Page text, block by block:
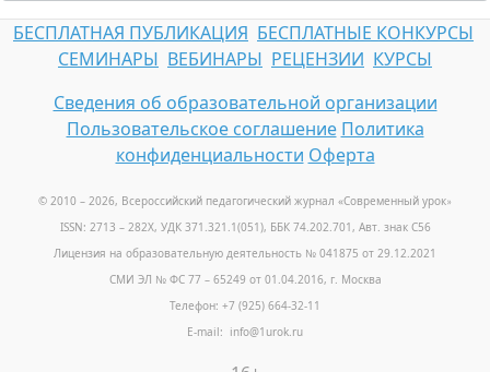
БЕСПЛАТНАЯ ПУБЛИКАЦИЯ БЕСПЛАТНЫЕ КОНКУРСЫ
СЕМИНАРЫ ВЕБИНАРЫ РЕЦЕНЗИИ КУРСЫ
Сведения об образовательной организации
Пользовательское соглашение Политика
конфиденциальности Оферта
© 2010 – 2026, Всероссийский педагогический журнал «Современный урок»
ISSN: 2713 – 282X, УДК 371.321.1(051), ББК 74.202.701, Авт. знак С56
Лицензия на образовательную деятельность № 041875 от 29.12.2021
СМИ ЭЛ № ФС 77 – 65249 от 01.04.2016, г. Москва
Телефон: +7 (925) 664-32-11
E-mail: info@1urok.ru